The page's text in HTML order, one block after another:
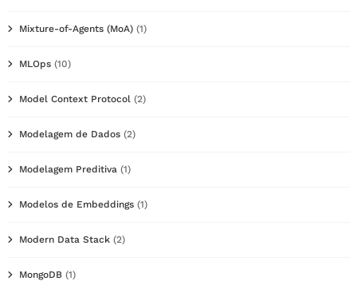
Mixture-of-Agents (MoA) (1)
MLOps (10)
Model Context Protocol (2)
Modelagem de Dados (2)
Modelagem Preditiva (1)
Modelos de Embeddings (1)
Modern Data Stack (2)
MongoDB (1)